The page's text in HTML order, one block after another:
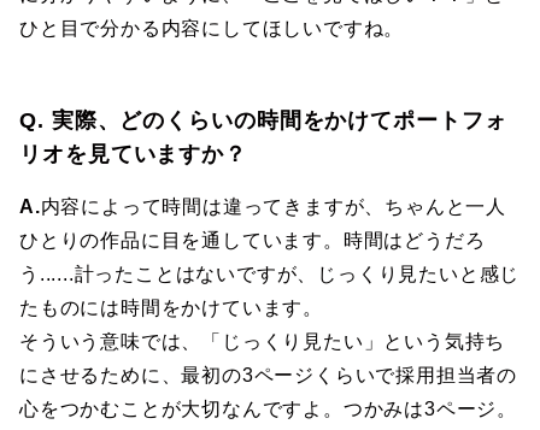
ひと目で分かる内容にしてほしいですね。
Q. 実際、どのくらいの時間をかけてポートフォ
リオを見ていますか？
A.内容によって時間は違ってきますが、ちゃんと一人
ひとりの作品に目を通しています。時間はどうだろ
う......計ったことはないですが、じっくり見たいと感じ
たものには時間をかけています。
そういう意味では、「じっくり見たい」という気持ち
にさせるために、最初の3ページくらいで採用担当者の
心をつかむことが大切なんですよ。つかみは3ページ。